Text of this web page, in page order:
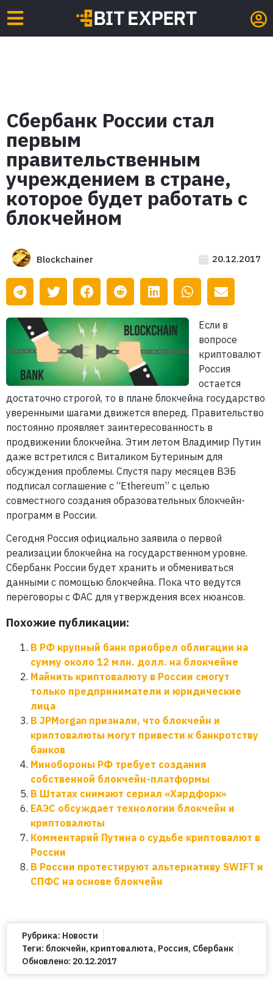
Сбербанк России стал
первым
правительственным
учреждением в стране,
которое будет работать с
блокчейном
Blockchainer 20.12.2017
Если в
вопросе
криптовалют
Россия
остается
достаточно строгой, то в плане блокчейна государство
уверенными шагами движется вперед. Правительство
постоянно проявляет заинтересованность в
продвижении блокчейна. Этим летом Владимир Путин
даже встретился с Виталиком Бутериным для
обсуждения проблемы. Спустя пару месяцев ВЭБ
подписал соглашение с “Ethereum” с целью
совместного создания образовательных блокчейн-
программ в России.
Сегодня Россия официально заявила о первой
реализации блокчейна на государственном уровне.
Сбербанк России будет хранить и обмениваться
данными с помощью блокчейна. Пока что ведутся
переговоры с ФАС для утверждения всех нюансов.
Похожие публикации:
В РФ крупный банк приобрел облигации на
сумму около 12 млн. долл. на блокчейне
Майнить криптовалюту в России смогут
только предприниматели и юридические
лица
В JPMorgan признали, что блокчейн и
криптовалюты могут привести к банкротству
банков
Минобороны РФ требует создания
собственной блокчейн-платформы
В Штатах снимают сериал «Хардфорк»
ЕАЭС обсуждает технологии блокчейн и
криптовалюты
Комментарий Путина о судьбе криптовалют в
России
В России протестируют альтернативу SWIFT и
СПФС на основе блокчейн
Рубрика: Новости
Теги: блокчейн, криптовалюта, Россия, Сбербанк
Обновлено: 20.12.2017